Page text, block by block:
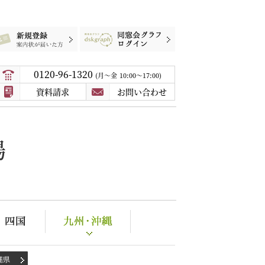
案内状が届いた方 同窓会グラフログイン
0120-96-1320 月〜金 10:00～17:00
資料請求 お問い合わせ
県